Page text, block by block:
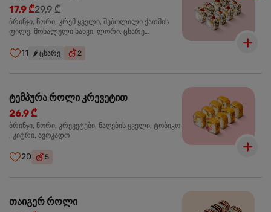
17,9 ₾29,9 ₾
ბრინჯი, ნორი, კრემ ყველი, შებოლილი ქათმის
ფილე, მოხალული ხახვი, ლორი, ცხარე
11 🌶️ ცხარე 2
ტემპურა როლი კრევეტით
26,9 ₾
ბრინჯი, ნორი, კრევეტები, ნაღების ყველი, ტობიკო
, კიტრი, ავოკადო
20 5
თაიგერ როლი